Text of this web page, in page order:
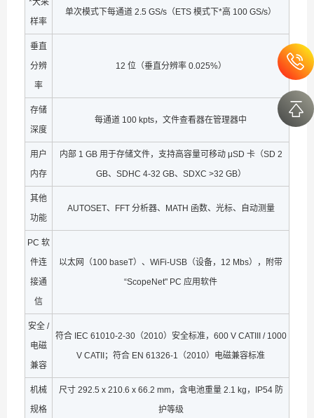
*大采
样率
单次模式下每通道 2.5 GS/s（ETS 模式下*高 100 GS/s）
垂直
分辨
率
12 位（垂直分辨率 0.025%）
存储
深度
每通道 100 kpts，文件查看器在管理器中
用户
内存
内部 1 GB 用于存储文件，支持高容量可移动 μSD 卡（SD 2
GB、SDHC 4-32 GB、SDXC >32 GB）
其他
功能
AUTOSET、FFT 分析器、MATH 函数、光标、自动测量
PC 软
件连
接通
信
以太网（100 baseT）、WiFi-USB（设备，12 Mbs），附带
“ScopeNet" PC 应用软件
安全 /
电磁
兼容
符合 IEC 61010-2-30（2010）安全标准，600 V CATIII / 1000
V CATII；符合 EN 61326-1（2010）电磁兼容标准
机械
规格
尺寸 292.5 x 210.6 x 66.2 mm，含电池重量 2.1 kg，IP54 防
护等级